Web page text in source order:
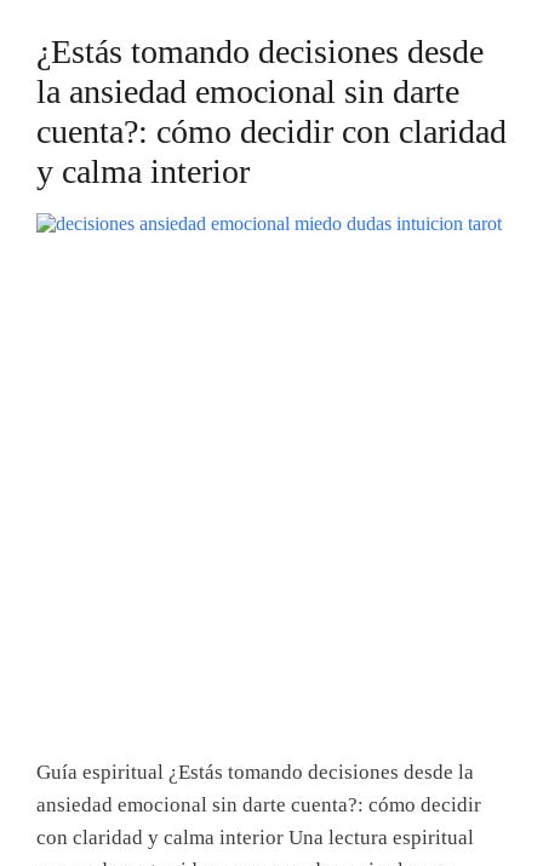
¿Estás tomando decisiones desde
la ansiedad emocional sin darte
cuenta?: cómo decidir con claridad
y calma interior
Guía espiritual ¿Estás tomando decisiones desde la
ansiedad emocional sin darte cuenta?: cómo decidir
con claridad y calma interior Una lectura espiritual